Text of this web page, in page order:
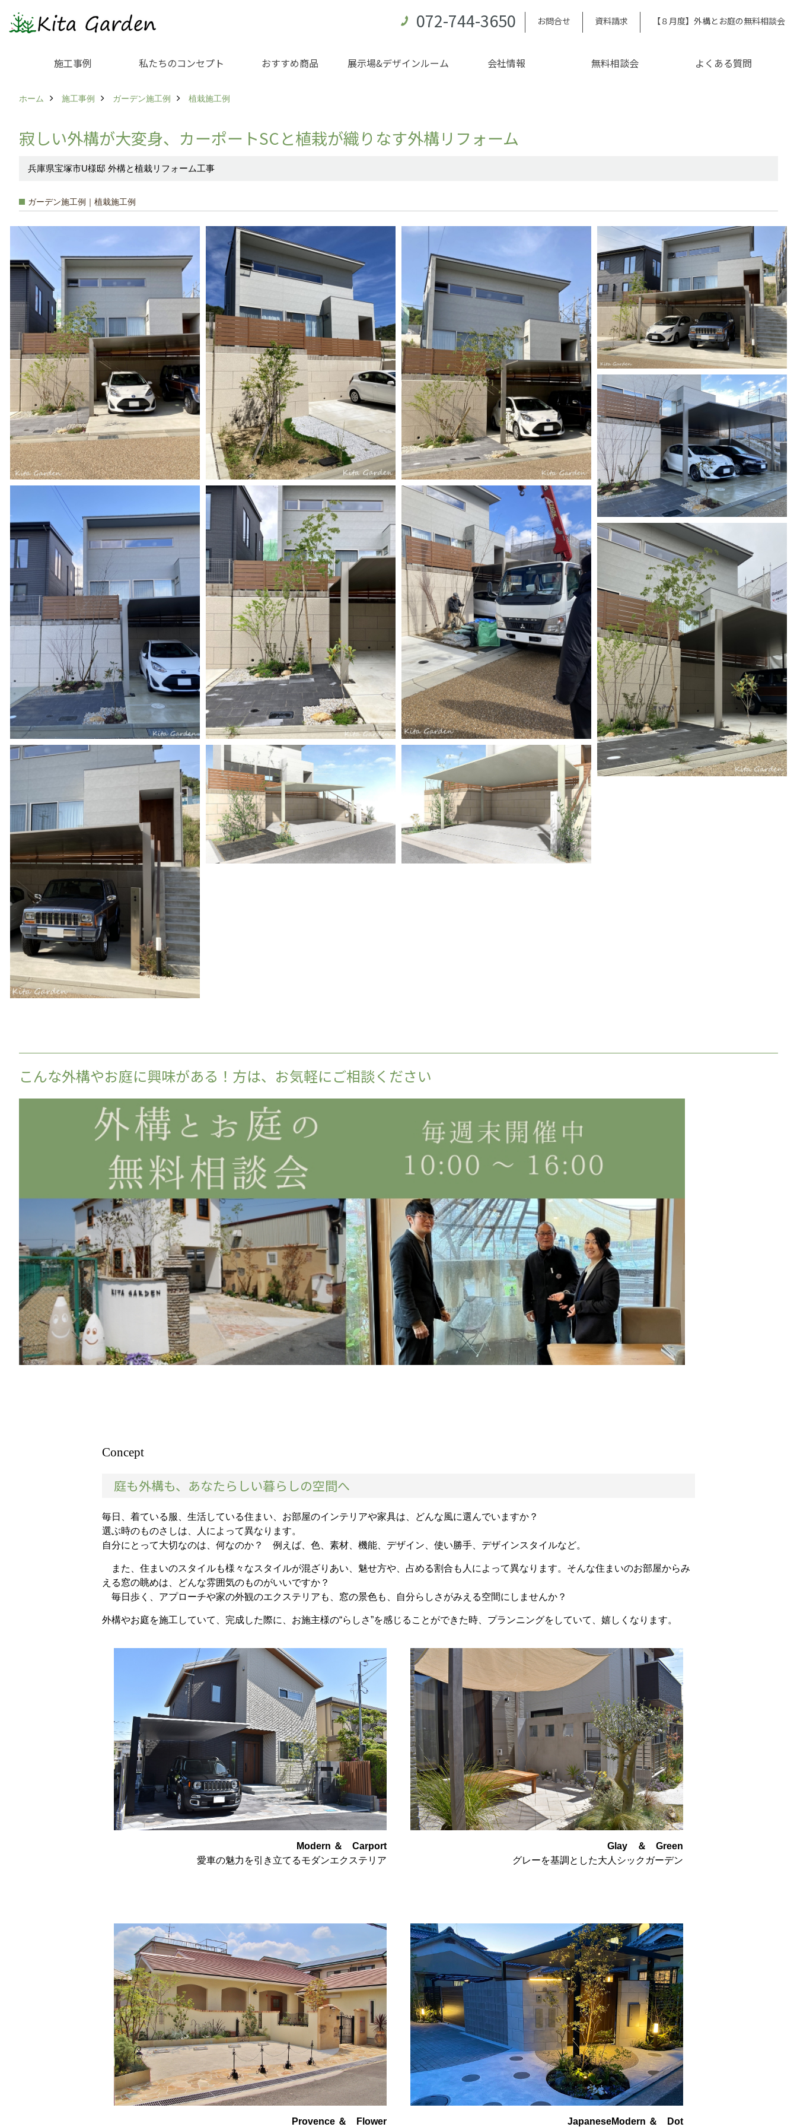
072-744-3650 お問合せ 資料請求 【８月度】外構とお庭の無料相談会
施工事例 私たちのコンセプト おすすめ商品 展示場&デザインルーム 会社情報 無料相談会 よくある質問
ホーム 施工事例 ガーデン施工例 植栽施工例
寂しい外構が大変身、カーポートSCと植栽が織りなす外構リフォーム
兵庫県宝塚市U様邸 外構と植栽リフォーム工事
ガーデン施工例｜植栽施工例
こんな外構やお庭に興味がある！方は、お気軽にご相談ください
Concept
庭も外構も、あなたらしい暮らしの空間へ
毎日、着ている服、生活している住まい、お部屋のインテリアや家具は、どんな風に選んでいますか？
選ぶ時のものさしは、人によって異なります。
自分にとって大切なのは、何なのか？ 例えば、色、素材、機能、デザイン、使い勝手、デザインスタイルなど。
また、住まいのスタイルも様々なスタイルが混ざりあい、魅せ方や、占める割合も人によって異なります。そんな住まいのお部屋からみ
える窓の眺めは、どんな雰囲気のものがいいですか？
毎日歩く、アプローチや家の外観のエクステリアも、窓の景色も、自分らしさがみえる空間にしませんか？
外構やお庭を施工していて、完成した際に、お施主様の“らしさ”を感じることができた時、プランニングをしていて、嬉しくなります。
Modern ＆ Carport
愛車の魅力を引き立てるモダンエクステリア
Glay ＆ Green
グレーを基調とした大人シックガーデン
Provence ＆ Flower JapaneseModern ＆ Dot